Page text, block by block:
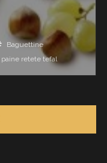
Baguettine
paine retete tefal